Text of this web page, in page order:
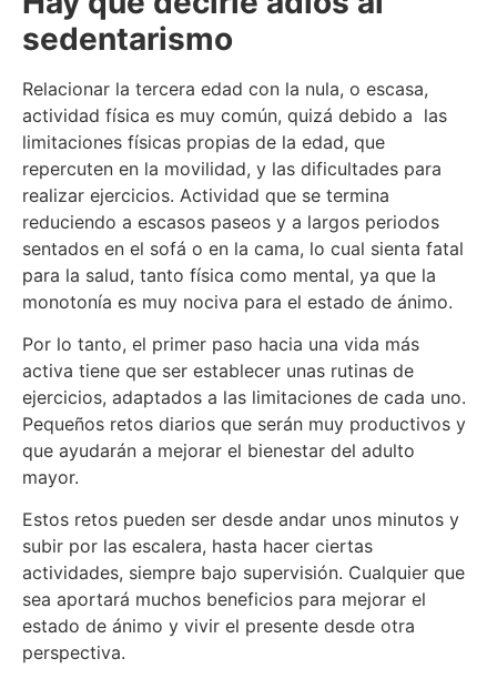
sedentarismo
Relacionar la tercera edad con la nula, o escasa,
actividad física es muy común, quizá debido a las
limitaciones físicas propias de la edad, que
repercuten en la movilidad, y las dificultades para
realizar ejercicios. Actividad que se termina
reduciendo a escasos paseos y a largos periodos
sentados en el sofá o en la cama, lo cual sienta fatal
para la salud, tanto física como mental, ya que la
monotonía es muy nociva para el estado de ánimo.
Por lo tanto, el primer paso hacia una vida más
activa tiene que ser establecer unas rutinas de
ejercicios, adaptados a las limitaciones de cada uno.
Pequeños retos diarios que serán muy productivos y
que ayudarán a mejorar el bienestar del adulto
mayor.
Estos retos pueden ser desde andar unos minutos y
subir por las escalera, hasta hacer ciertas
actividades, siempre bajo supervisión. Cualquier que
sea aportará muchos beneficios para mejorar el
estado de ánimo y vivir el presente desde otra
perspectiva.